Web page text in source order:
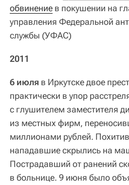
обвинение в покушении на
управления Федеральной
службы (УФАС)
2011
6 июля в Иркутске двое
практически в упор
с глушителем заместителя
из местных фирм,
миллионами рублей.
нападавшие скрылись на
Пострадавший от ранений
в больнице. 9 июня было